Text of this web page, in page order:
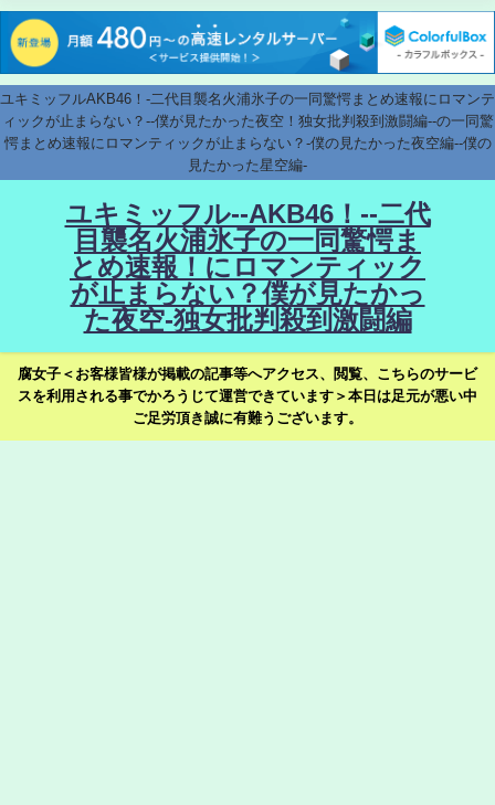
ユキミッフルAKB46！-二代目襲名火浦氷子の一同驚愕まとめ速報にロマンテ
ィックが止まらない？--僕が見たかった夜空！独女批判殺到激闘編--の一同驚
愕まとめ速報にロマンティックが止まらない？-僕の見たかった夜空編--僕の
見たかった星空編-
ユキミッフル--AKB46！--二代
目襲名火浦氷子の一同驚愕ま
とめ速報！にロマンティック
が止まらない？僕が見たかっ
た夜空-独女批判殺到激闘編
腐女子＜お客様皆様が掲載の記事等へアクセス、閲覧、こちらのサービ
スを利用される事でかろうじて運営できています＞本日は足元が悪い中
ご足労頂き誠に有難うございます。